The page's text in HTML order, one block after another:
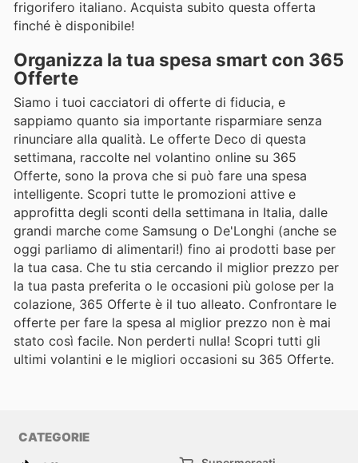
frigorifero italiano. Acquista subito questa offerta
finché è disponibile!
Organizza la tua spesa smart con 365
Offerte
Siamo i tuoi cacciatori di offerte di fiducia, e
sappiamo quanto sia importante risparmiare senza
rinunciare alla qualità. Le offerte Deco di questa
settimana, raccolte nel volantino online su 365
Offerte, sono la prova che si può fare una spesa
intelligente. Scopri tutte le promozioni attive e
approfitta degli sconti della settimana in Italia, dalle
grandi marche come Samsung o De'Longhi (anche se
oggi parliamo di alimentari!) fino ai prodotti base per
la tua casa. Che tu stia cercando il miglior prezzo per
la tua pasta preferita o le occasioni più golose per la
colazione, 365 Offerte è il tuo alleato. Confrontare le
offerte per fare la spesa al miglior prezzo non è mai
stato così facile. Non perderti nulla! Scopri tutti gli
ultimi volantini e le migliori occasioni su 365 Offerte.
CATEGORIE